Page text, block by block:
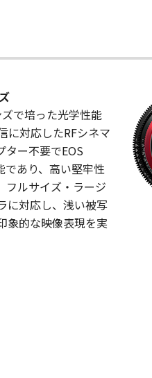
で培った光学性能
に対応したRFシネマ
ター不要でEOS
であり、高い堅牢性
フルサイズ・ラージ
に対応し、浅い被写
象的な映像表現を実